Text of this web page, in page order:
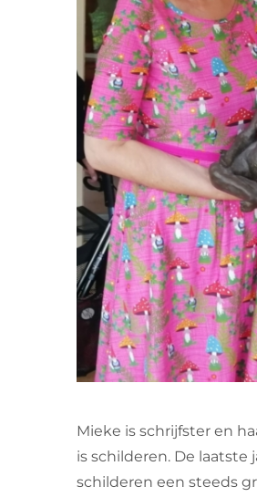
Mieke is schrijfster en
is schilderen. De laatste
schilderen een steeds